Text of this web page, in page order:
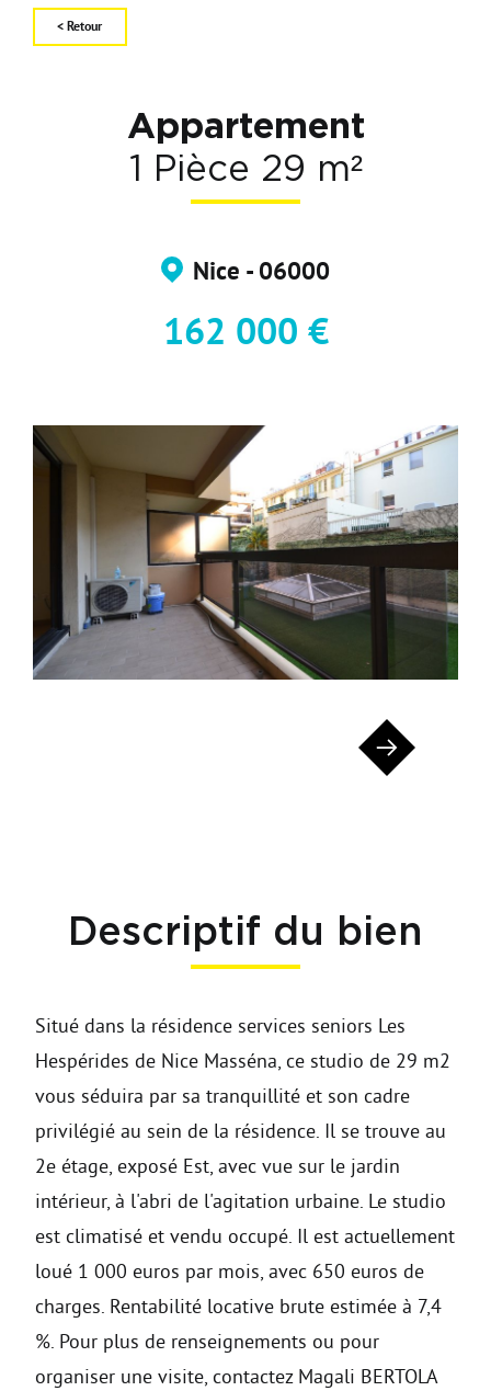
< Retour
Appartement
1 Pièce 29 m²
Nice - 06000
162 000 €
Descriptif du bien
Situé dans la résidence services seniors Les
Hespérides de Nice Masséna, ce studio de 29 m2
vous séduira par sa tranquillité et son cadre
privilégié au sein de la résidence. Il se trouve au
2e étage, exposé Est, avec vue sur le jardin
intérieur, à l'abri de l'agitation urbaine. Le studio
est climatisé et vendu occupé. Il est actuellement
loué 1 000 euros par mois, avec 650 euros de
charges. Rentabilité locative brute estimée à 7,4
%. Pour plus de renseignements ou pour
organiser une visite, contactez Magali BERTOLA